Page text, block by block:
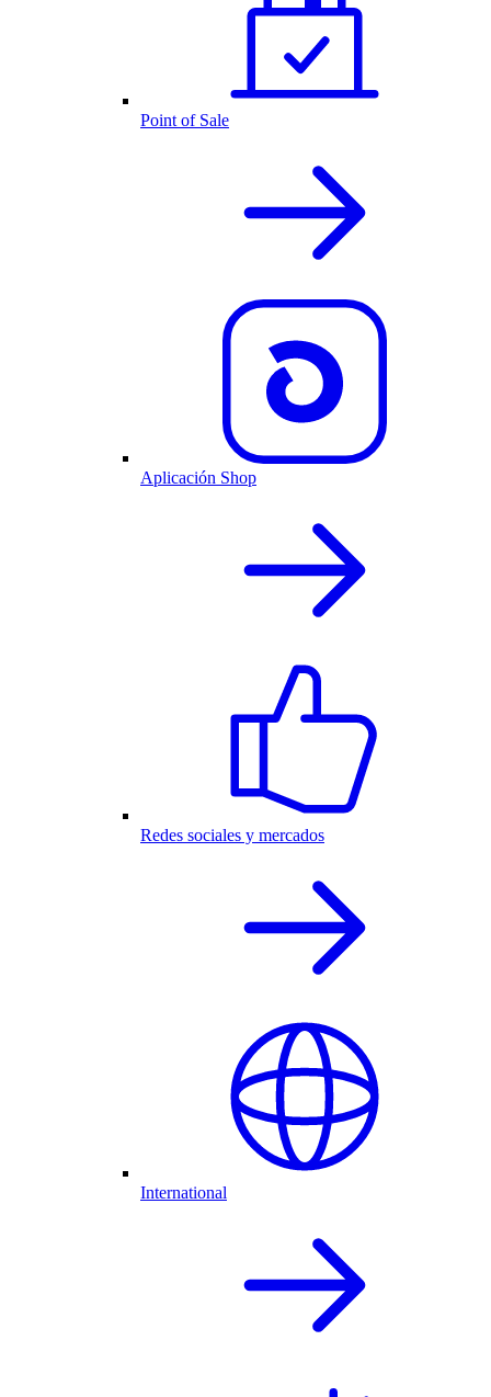
Point of Sale
Aplicación Shop
Redes sociales y mercados
International